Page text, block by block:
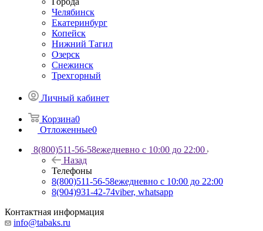
Челябинск
Екатеринбург
Копейск
Нижний Тагил
Озерск
Снежинск
Трехгорный
Личный кабинет
Корзина0
Отложенные0
8(800)511-56-58ежедневно с 10:00 до 22:00
Назад
Телефоны
8(800)511-56-58ежедневно с 10:00 до 22:00
8(904)931-42-74viber, whatsapp
Контактная информация
info@tabaks.ru